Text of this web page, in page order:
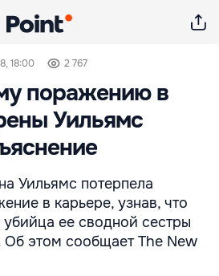
18:00 2 767
поражению в
Уильямс
Уильямс потерпела
в карьере, узнав, что
ее сводной сестры
этом сообщает The New